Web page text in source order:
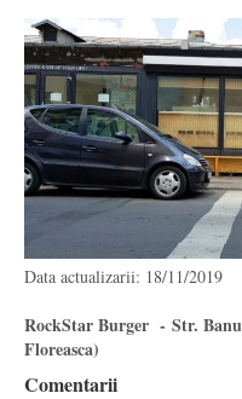
Data actualizarii: 18/11/2019
RockStar Burger - Str.
Floreasca)
Comentarii